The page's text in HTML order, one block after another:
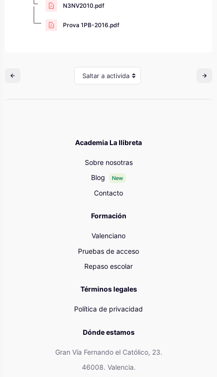
N3NV2010.pdf
Prova 1PB-2016.pdf
Saltar a actividad
Academia La llibreta
Sobre nosotras
Blog
New
Contacto
Formación
Valenciano
Pruebas de acceso
Repaso escolar
Términos legales
Política de privacidad
Dónde estamos
Gran Vía Fernando el Católico, 23.
46008. Valencia.